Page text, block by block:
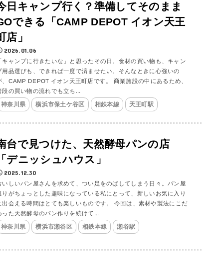
日キャンプ行く？準備してそのまま
できる「CAMP DEPOT イオン天王
店」
2026.01.06
キャンプに行きたいな」と思ったその日。食材の買い物も、キャン
用品選びも、できれば一度で済ませたい。そんなときに心強いの
、CAMP DEPOT イオン天王町店です。 商業施設の中にあるため、
段の買い物の流れでも立ち...
神奈川県 横浜市保土ケ谷区 相鉄本線 天王町駅
台で見つけた、天然酵母パンの店
デニッシュハウス」
2025.12.30
いしいパン屋さんを求めて、つい足をのばしてしまう日々。パン屋
りがちょっとした趣味になっている私にとって、新しいお気に入り
出会える時間はとても楽しいものです。 今回は、素材や製法にこだ
った天然酵母のパン作りを続けて...
神奈川県 横浜市瀬谷区 相鉄本線 瀬谷駅